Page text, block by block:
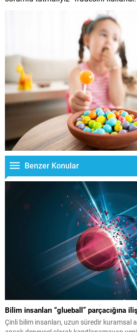
Benzer Konular
Bilim insanları “glueball” parçacığına
Çinli bilim insanları, uzun süredir kuramsal